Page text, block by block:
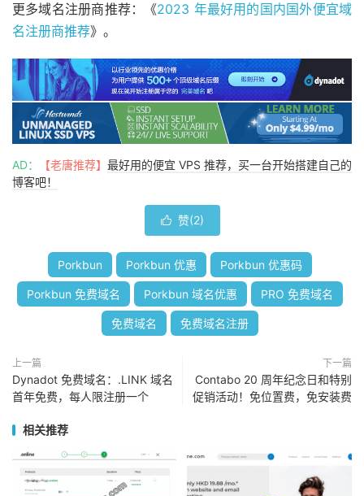
更多域名注册商推荐：《2023 年最好用的国内国外便宜域
名注册商推荐》。
AD： 【老唐推荐】 最好用的便宜 VPS 推荐，买一台开始搭建自己的
博客吧！
 赞(2)
Porkbun Porkbun 优惠 Porkbun 优惠码
Porkbun 免费域名 Porkbun 域名优惠 PRO 免费域名
免费域名 免费域名注册
上一篇
Dynadot 免费域名：.LINK 域名
首年免费，每人限注册一个
下一篇
Contabo 20 周年纪念日和特别
促销活动！免位置费，免安装费
相关推荐